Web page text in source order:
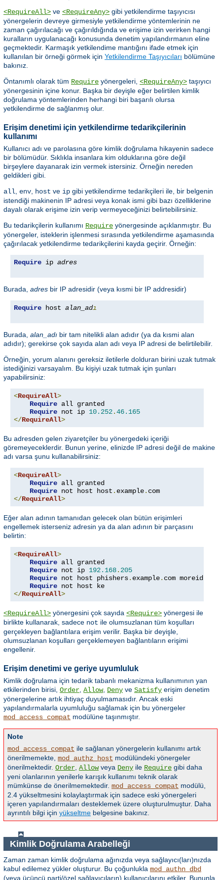
<RequireAll> ve <RequireAny> gibi yetkilendirme taşıyıcısı
yönergelerin devreye girmesiyle yetkilendirme yöntemlerinin ne
zaman çağırılacağı ve çağırıldığında ve erişime izin verirken hangi
kuralların uygulanacağı konusunda denetim yapılandırmanın eline
geçmektedir. Karmaşık yetkilendime mantığını ifade etmek için
kullanılan bir örneği görmek için Yetkilendirme Taşıyıcıları bölümüne
bakınız.
Öntanımlı olarak tüm Require yönergeleri, <RequireAny> taşıyıcı
yönergesinin içine konur. Başka bir deyişle eğer belirtilen kimlik
doğrulama yöntemlerinden herhangi biri başarılı olursa
yetkilendirme de sağlanmış olur.
Erişim denetimi için yetkilendirme tedarikçilerinin
kullanımı
Kullanıcı adı ve parolasına göre kimlik doğrulama hikayenin sadece
bir bölümüdür. Sıklıkla insanlara kim olduklarına göre değil
birşeylere dayanarak izin vermek istersiniz. Örneğin nereden
geldikleri gibi.
all env host ve ip gibi yetkilendirme tedarikçileri ile, bir belgenin
istendiği makinenin IP adresi veya konak ismi gibi bazı özelliklerine
dayalı olarak erişime izin verip vermeyeceğinizi belirtebilirsiniz.
Bu tedarikçilerin kullanımı Require yönergesinde açıklanmıştır. Bu
yönergeler, isteklerin işlenmesi sırasında yetkilendirme aşamasında
çağırılacak yetkilendirme tedarikçilerini kayda geçirir. Örneğin:
Require ip adres
Burada, adres bir IP adresidir (veya kısmi bir IP addresidir)
Require host alan_adı
Burada, alan_adı bir tam nitelikli alan adıdır (ya da kısmi alan
adıdır); gerekirse çok sayıda alan adı veya IP adresi de belirtilebilir.
Örneğin, yorum alanını gereksiz iletilerle dolduran birini uzak tutmak
istediğinizi varsayalım. Bu kişiyi uzak tutmak için şunları
yapabilirsiniz:
<RequireAll>
Require all granted
Require not ip 10.252.46.165
</RequireAll>
Bu adresden gelen ziyaretçiler bu yönergedeki içeriği
göremeyeceklerdir. Bunun yerine, elinizde IP adresi değil de makine
adı varsa şunu kullanabilirsiniz:
<RequireAll>
Require all granted
Require not host host . example.
</RequireAll>
Eğer alan adının tamanıdan gelecek olan bütün erişimleri
engellemek isterseniz adresin ya da alan adının bir parçasını
belirtin:
<RequireAll>
Require all granted
Require not ip 192.168. 205
Require not host phishers. example. com moreidiots
Require
</RequireAll>
<RequireAll> yönergesini çok sayıda <Require> yönergesi ile
birlikte kullanarak, sadece not ile olumsuzlanan tüm koşulları
gerçekleyen bağlantılara erişim verilir. Başka bir deyişle,
olumsuzlanan koşulları gerçeklemeyen bağlantıların erişimi
engellenir.
Erişim denetimi ve geriye uyumluluk
Kimlik doğrulama için tedarik tabanlı mekanizma kullanımının yan
etkilerinden birisi, Order, Allow, Deny ve Satisfy erişim denetim
yönergelerine artık ihtiyaç duyulmamasıdır. Ancak eski
yapılandırmalarla uyumluluğu sağlamak için bu yönergeler
mod_access_compat modülüne taşınmıştır.
Note
mod_access_compat ile sağlanan yönergelerin kullanımı artık
önerilmemekte, mod_authz_host modülündeki yönergeler
önerilmektedir. Order, Allowveya Deny ile Require gibi daha
yeni olanlarının yenilerle karışık kullanımı teknik olarak
mümkünse de önerilmemektedir. mod_access_compat modülü,
2.4 yükseltmesini kolaylaştırmak için sadece eski yönergeleri
içeren yapılandırmaları desteklemek üzere oluşturulmuştur. Daha
ayrıntılı bilgi için yükseltme belgesine bakınız.
Kimlik Doğrulama Arabelleği
Zaman zaman kimlik doğrulama ağınızda veya sağlayıcı(ları)nızda
kabul edilemez yükler oluşturur. Bu çoğunlukla mod_authn_dbd
(veya üçüncü parti/özel sağlayıcıların) kullanıcılarını etkiler. Bununla